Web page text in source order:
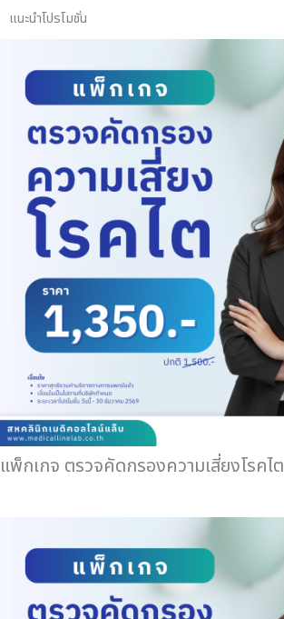
แนะนำโปรโมชั่น
แพ็กเกจ ตรวจคัดกรองความเสี่ยงโรคไต